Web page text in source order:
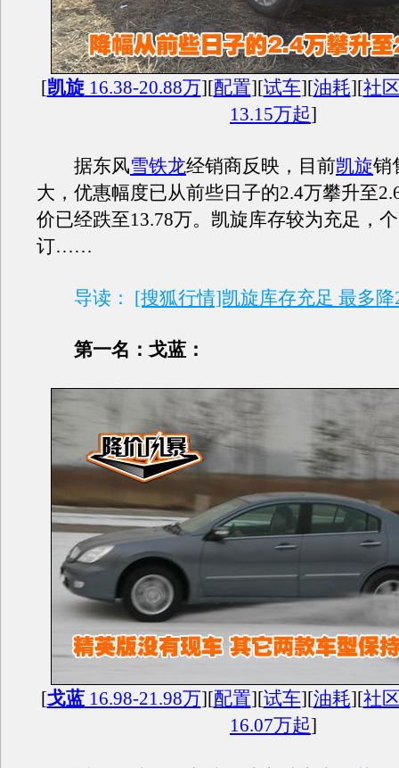
[凯旋16.38-20.88万][配置][试车][油耗][社
13.15万起]
据东风雪铁龙经销商反映，目前凯旋销
大，优惠幅度已从前些日子的2.4万攀升至
价已经跌至13.78万。凯旋库存较为充足，
订……
导读： [搜狐行情]凯旋库存充足 最多降
第一名：戈蓝：
[戈蓝16.98-21.98万][配置][试车][油耗][社
16.07万起]